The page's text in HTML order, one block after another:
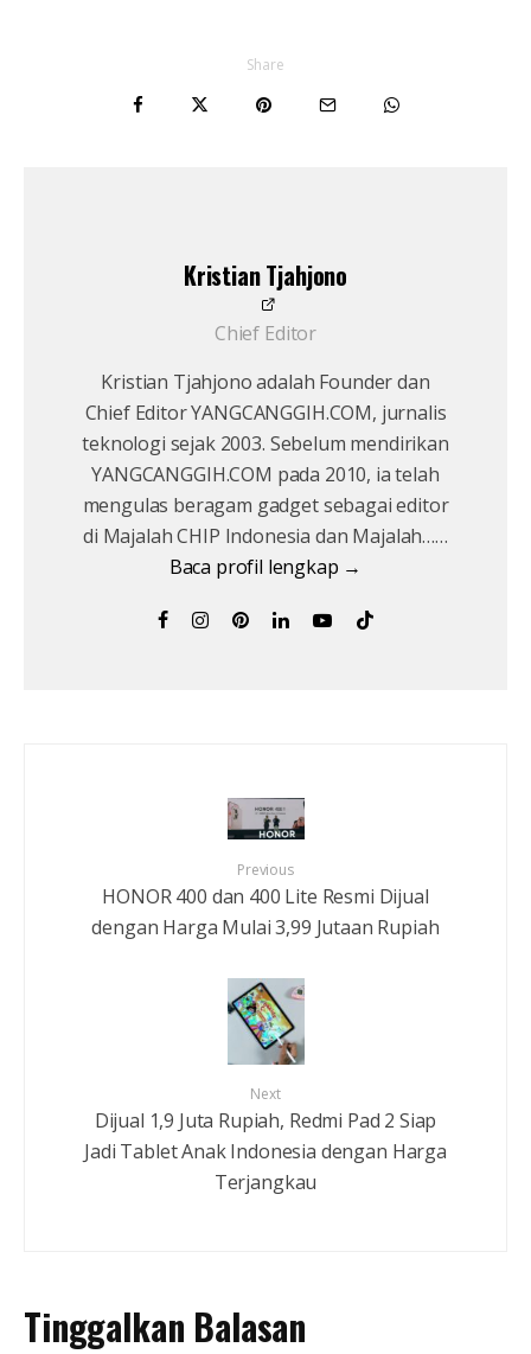
Share
Kristian Tjahjono
Chief Editor
Kristian Tjahjono adalah Founder dan
Chief Editor YANGCANGGIH.COM, jurnalis
teknologi sejak 2003. Sebelum mendirikan
YANGCANGGIH.COM pada 2010, ia telah
mengulas beragam gadget sebagai editor
di Majalah CHIP Indonesia dan Majalah……
Baca profil lengkap →
Previous
HONOR 400 dan 400 Lite Resmi Dijual
dengan Harga Mulai 3,99 Jutaan Rupiah
Next
Dijual 1,9 Juta Rupiah, Redmi Pad 2 Siap
Jadi Tablet Anak Indonesia dengan Harga
Terjangkau
Tinggalkan Balasan